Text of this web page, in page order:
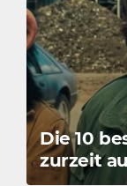
Die 10
zurzeit